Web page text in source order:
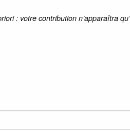
: votre contribution n’apparaîtra